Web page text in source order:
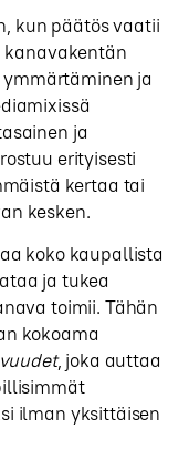
kun päätös vaatii
kanavakentän
ja
ja
erityisesti
kertaa tai
kesken.
koko kaupallista
ja tukea
toimii. Tähän
kokoama
, joka auttaa
ilman yksittäisen